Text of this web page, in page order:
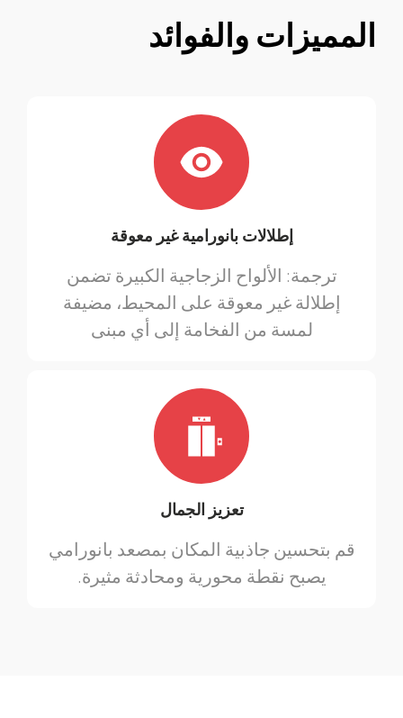
المميزات والفوائد
إطلالات بانورامية غير معوقة
ترجمة: الألواح الزجاجية الكبيرة تضمن
إطلالة غير معوقة على المحيط، مضيفة
لمسة من الفخامة إلى أي مبنى
تعزيز الجمال
قم بتحسين جاذبية المكان بمصعد بانورامي
يصبح نقطة محورية ومحادثة مثيرة.